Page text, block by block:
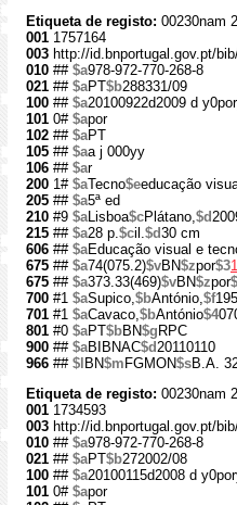
Etiqueta de registo: 00230nam
001 1757164
003 http://id.bnportugal.gov.pt/
010 ## $a978-972-770-268-8
021 ## $aPT$b288331/09
100 ## $a20100922d2009 d
101 0# $apor
102 ## $aPT
105 ## $aa j 000yy
106 ## $ar
200 1# $aTecno$eeducação
205 ## $a5ª ed
210 #9 $aLisboa$cPlátano,$d
215 ## $a28 p.$cil.$d30 cm
606 ## $aEducação visual e
675 ## $a74(075.2)$vBN$zpor$3
675 ## $a373.33(469)$vBN$zpor
700 #1 $aSupico,$bAntónio,$f
701 #1 $aCavaco,$bAntónio$4
801 #0 $aPT$bBN$g RPC
900 ## $aBIBNAC$d20110110
966 ## $l BN$m FGMON$sB.A.
Etiqueta de registo: 00230nam
001 1734593
003 http://id.bnportugal.gov.pt/
010 ## $a978-972-770-268-8
021 ## $aPT$b272002/08
100 ## $a20100115d2008 d
101 0# $apor